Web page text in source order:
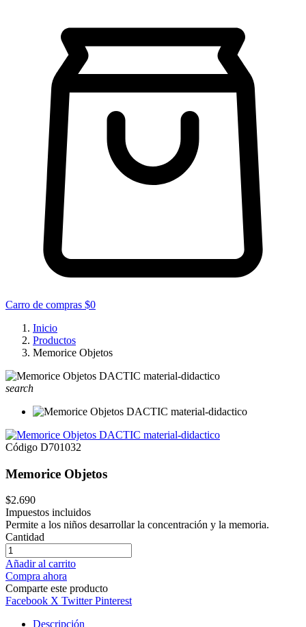
Carro de compras $0
Inicio
Productos
Memorice Objetos
search
Código D701032
Memorice Objetos
$2.690
Impuestos incluidos
Permite a los niños desarrollar la concentración y la memoria.
Cantidad
Añadir al carrito
Compra ahora
Comparte este producto
Facebook X Twitter Pinterest
Descripción